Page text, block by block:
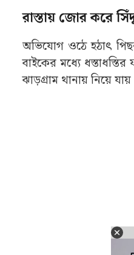
রাস্তায় জোর করে
অভিযোগ ওঠে হঠাৎ
বাইকের মধ্যে
ঝাড়গ্রাম থানায় নিয়ে